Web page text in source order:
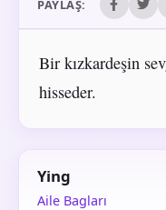
PAYLAŞ:
Bir kızkardeşin
hisseder.
Ying
Aile Bagları